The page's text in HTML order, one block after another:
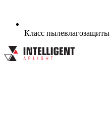
Класс пылевлагозащиты